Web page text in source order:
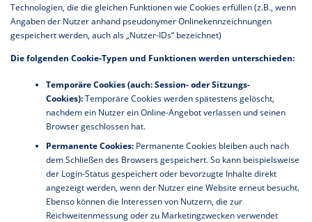
Technologien, die die gleichen Funktionen wie Cookies erfüllen (z.B., wenn
Angaben der Nutzer anhand pseudonymer Onlinekennzeichnungen
gespeichert werden, auch als „Nutzer-IDs“ bezeichnet)
Die folgenden Cookie-Typen und Funktionen werden unterschieden:
Temporäre Cookies (auch: Session- oder Sitzungs-
Cookies):Temporäre Cookies werden spätestens gelöscht,
nachdem ein Nutzer ein Online-Angebot verlassen und seinen
Browser geschlossen hat.
Permanente Cookies:Permanente Cookies bleiben auch nach
dem Schließen des Browsers gespeichert. So kann beispielsweise
der Login-Status gespeichert oder bevorzugte Inhalte direkt
angezeigt werden, wenn der Nutzer eine Website erneut besucht.
Ebenso können die Interessen von Nutzern, die zur
Reichweitenmessung oder zu Marketingzwecken verwendet